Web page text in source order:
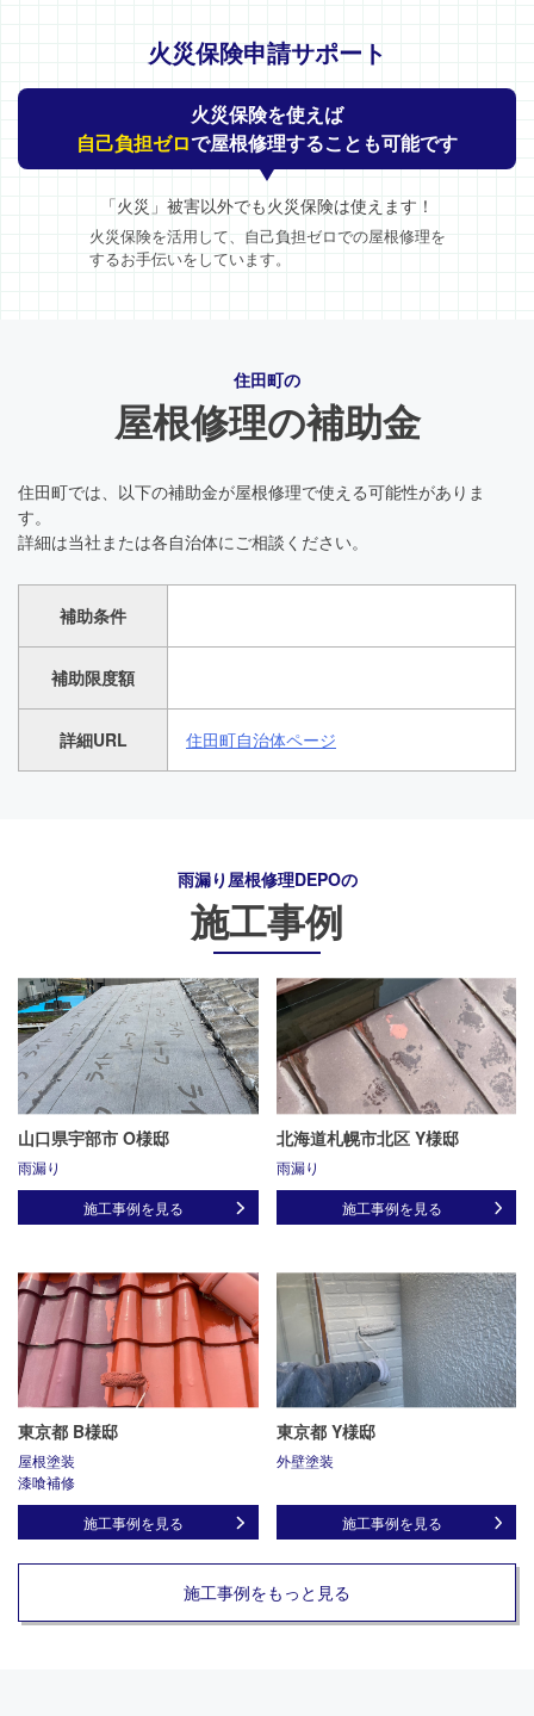
火災保険申請サポート
火災保険を使えば
自己負担ゼロで屋根修理することも可能です
「火災」被害以外でも火災保険は使えます！
火災保険を活用して、自己負担ゼロでの屋根修理を
するお手伝いをしています。
住田町の
屋根修理の補助金
住田町では、以下の補助金が屋根修理で使える可能性がありま
す。
詳細は当社または各自治体にご相談ください。
補助条件
補助限度額
詳細URL 住田町自治体ページ
雨漏り屋根修理DEPOの
施工事例
山口県宇部市 O様邸
雨漏り
施工事例を見る
北海道札幌市北区 Y様邸
雨漏り
施工事例を見る
東京都 B様邸
屋根塗装
漆喰補修
施工事例を見る
東京都 Y様邸
外壁塗装
施工事例を見る
施工事例をもっと見る